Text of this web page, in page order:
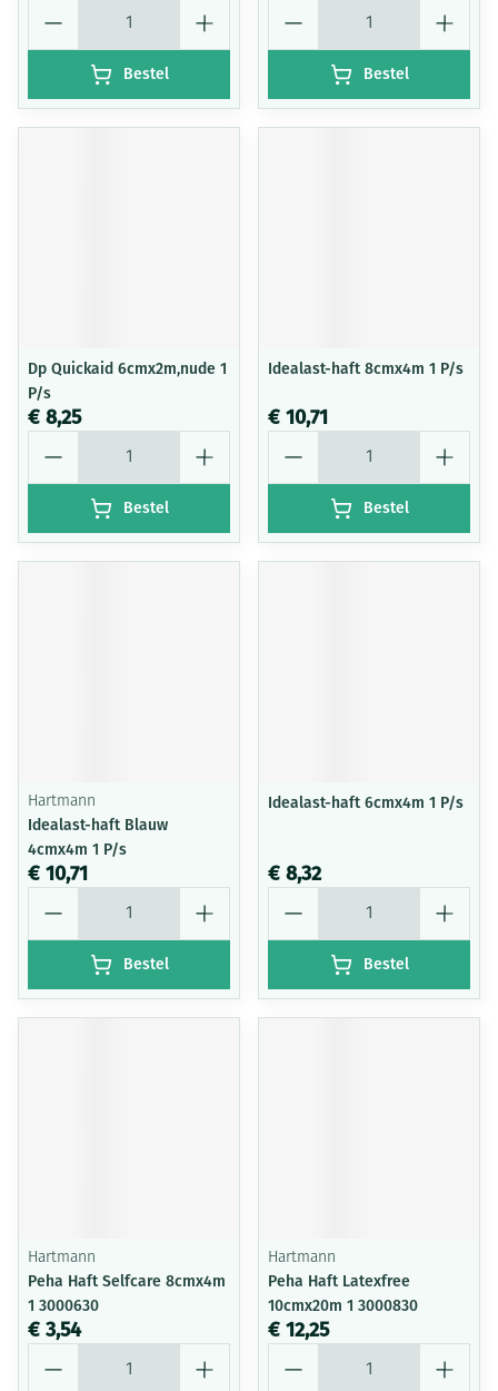
Bestel Bestel
Dp Quickaid 6cmx2m,nude 1
P/s
€ 8,25
Bestel
Idealast-haft 8cmx4m 1 P/s
€ 10,71
Bestel
Hartmann
Idealast-haft Blauw
4cmx4m 1 P/s
€ 10,71
Bestel
Idealast-haft 6cmx4m 1 P/s
€ 8,32
Bestel
Hartmann
Peha Haft Selfcare 8cmx4m
1 3000630
€ 3,54
Hartmann
Peha Haft Latexfree
10cmx20m 1 3000830
€ 12,25